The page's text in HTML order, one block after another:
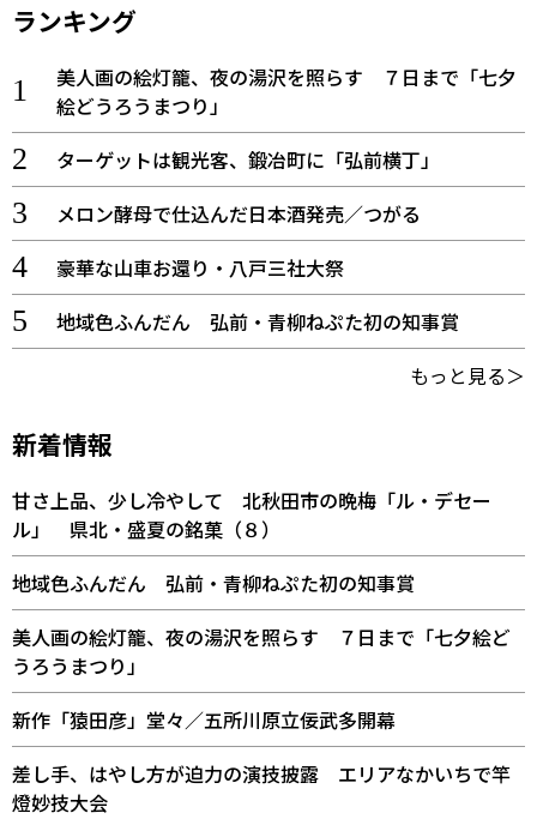
ランキング
美人画の絵灯籠、夜の湯沢を照らす ７日まで「七夕
絵どうろうまつり」
ターゲットは観光客、鍛冶町に「弘前横丁」
メロン酵母で仕込んだ日本酒発売／つがる
豪華な山車お還り・八戸三社大祭
地域色ふんだん 弘前・青柳ねぷた初の知事賞
もっと見る＞
新着情報
甘さ上品、少し冷やして 北秋田市の晩梅「ル・デセー
ル」 県北・盛夏の銘菓（８）
地域色ふんだん 弘前・青柳ねぷた初の知事賞
美人画の絵灯籠、夜の湯沢を照らす ７日まで「七夕絵ど
うろうまつり」
新作「猿田彦」堂々／五所川原立佞武多開幕
差し手、はやし方が迫力の演技披露 エリアなかいちで竿
燈妙技大会